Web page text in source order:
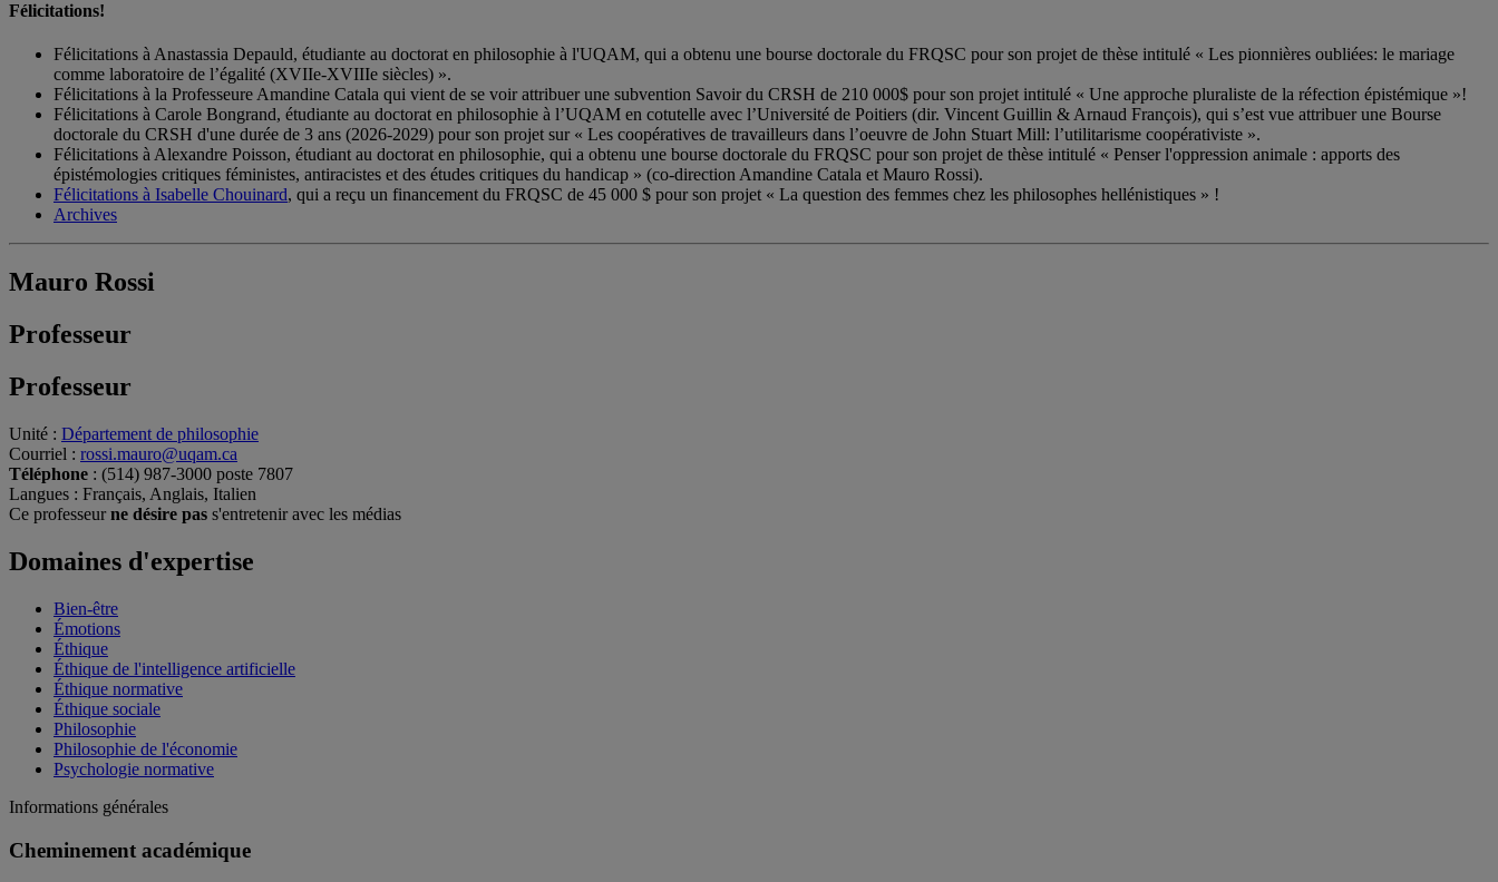
Félicitations!
Félicitations à Anastassia Depauld, étudiante au doctorat en philosophie à l'UQAM, qui a obtenu une bourse doctorale du FRQSC pour son projet de thèse intitulé « Les pionnières oubliées: le mariage
comme laboratoire de l’égalité (XVIIe-XVIIIe siècles) ».
Félicitations à la Professeure Amandine Catala qui vient de se voir attribuer une subvention Savoir du CRSH de 210 000$ pour son projet intitulé « Une approche pluraliste de la réfection épistémique »!
Félicitations à Carole Bongrand, étudiante au doctorat en philosophie à l’UQAM en cotutelle avec l’Université de Poitiers (dir. Vincent Guillin & Arnaud François), qui s’est vue attribuer une Bourse
doctorale du CRSH d'une durée de 3 ans (2026-2029) pour son projet sur « Les coopératives de travailleurs dans l’oeuvre de John Stuart Mill: l’utilitarisme coopérativiste ».
Félicitations à Alexandre Poisson, étudiant au doctorat en philosophie, qui a obtenu une bourse doctorale du FRQSC pour son projet de thèse intitulé « Penser l'oppression animale : apports des
épistémologies critiques féministes, antiracistes et des études critiques du handicap » (co-direction Amandine Catala et Mauro Rossi).
Félicitations à Isabelle Chouinard, qui a reçu un financement du FRQSC de 45 000 $ pour son projet « La question des femmes chez les philosophes hellénistiques » !
Archives
Mauro Rossi
Professeur
Professeur
Unité : Département de philosophie
Courriel : rossi.mauro@uqam.ca
Téléphone : (514) 987-3000 poste 7807
Langues : Français, Anglais, Italien
Ce professeurne désire pas s'entretenir avec les médias
Domaines d'expertise
Bien-être
Émotions
Éthique
Éthique de l'intelligence artificielle
Éthique normative
Éthique sociale
Philosophie
Philosophie de l'économie
Psychologie normative
Informations générales
Cheminement académique